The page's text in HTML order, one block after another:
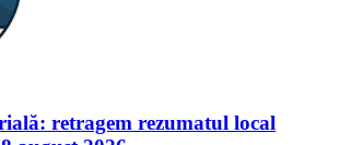
retragem rezumatul local